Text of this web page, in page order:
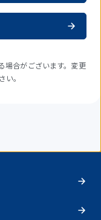
場合がございます。変更
。